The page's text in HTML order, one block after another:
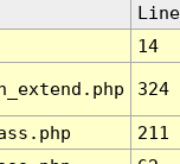
Line
14
324
211